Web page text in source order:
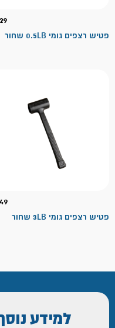
29
פטיש רצפים גומי 0.5LB שחור
49
פטיש רצפים גומי 3LB שחור
למידע